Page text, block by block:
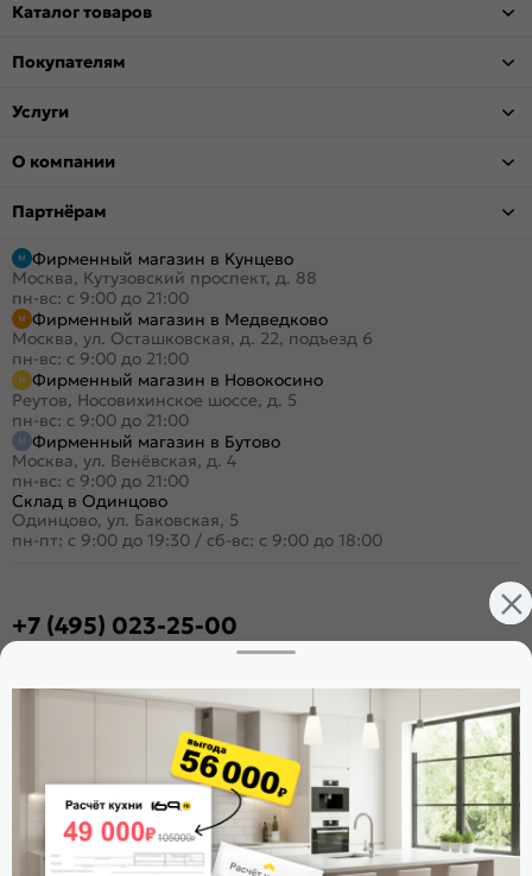
Каталог товаров
Покупателям
Услуги
О компании
Партнёрам
Фирменный магазин в Кунцево
Москва, Кутузовский проспект, д. 88
пн-вс: с 9:00 до 21:00
Фирменный магазин в Медведково
Москва, ул. Осташковская, д. 22, подъезд 6
пн-вс: с 9:00 до 21:00
Фирменный магазин в Новокосино
Реутов, Носовихинское шоссе, д. 5
пн-вс: с 9:00 до 21:00
Фирменный магазин в Бутово
Москва, ул. Венёвская, д. 4
пн-вс: с 9:00 до 21:00
Склад в Одинцово
Одинцово, ул. Баковская, 5
пн-пт: с 9:00 до 19:30 / сб-вс: с 9:00 до 18:00
+7 (495) 023-25-00
Стать дилером
Поделиться
Оцените магазин